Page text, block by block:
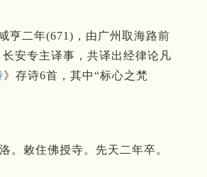
亨二年(671)，由广州取海路前
安专主译事，共译出经律论凡
》存诗6首，其中“标心之梵
。敕住佛授寺。先天二年卒。